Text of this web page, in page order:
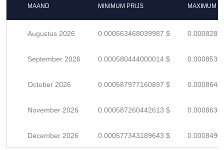
MAAND MINIMUM PRIJS MAXIMUM
Augustus 2026 0.000563468039987 $
September 2026 0.000580444000014 $
October 2026 0.000587977160897 $
November 2026 0.000587260442613 $
December 2026 0.000577343189643 $